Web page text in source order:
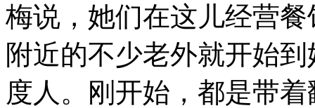
梅说，她们在这儿经营
附近的不少老外就开始
度人。刚开始，都是带